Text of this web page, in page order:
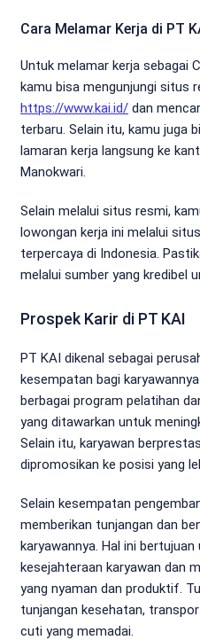
Cara Melamar Kerja di PT
Untuk melamar kerja sebagai
kamu bisa mengunjungi situs
https://www.kai.id/ dan
terbaru. Selain itu, kamu juga
lamaran kerja langsung ke
Manokwari.
Selain melalui situs resmi,
lowongan kerja ini melalui
terpercaya di Indonesia.
melalui sumber yang kredibel
Prospek Karir di PT KAI
PT KAI dikenal sebagai
kesempatan bagi
berbagai program pelatihan
yang ditawarkan untuk
Selain itu, karyawan
dipromosikan ke posisi yang
Selain kesempatan
memberikan tunjangan dan
karyawannya. Hal ini
kesejahteraan karyawan dan
yang nyaman dan produktif.
tunjangan kesehatan,
cuti yang memadai.